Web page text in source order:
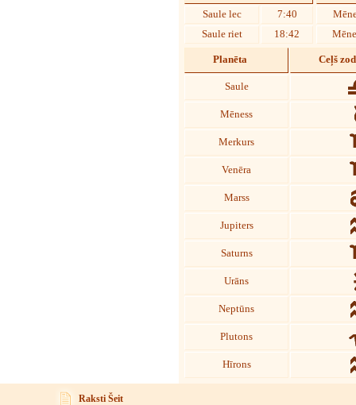
Saule lec
7:40
Saule riet
18:42
Planēta Ceļš
Saule
Mēness
Merkurs
Venēra
Marss
Jupiters
Saturns
Urāns
Neptūns
Plutons
Hīrons
Raksti Šeit